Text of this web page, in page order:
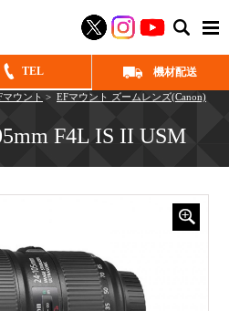
TEL 機材配送
マウント > EFマウント ズームレンズ(Canon)
F4L IS II USM